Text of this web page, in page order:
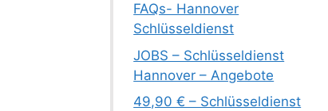
FAQs- Hannover
Schlüsseldienst
JOBS – Schlüsseldienst
Hannover – Angebote
49,90 € – Schlüsseldienst